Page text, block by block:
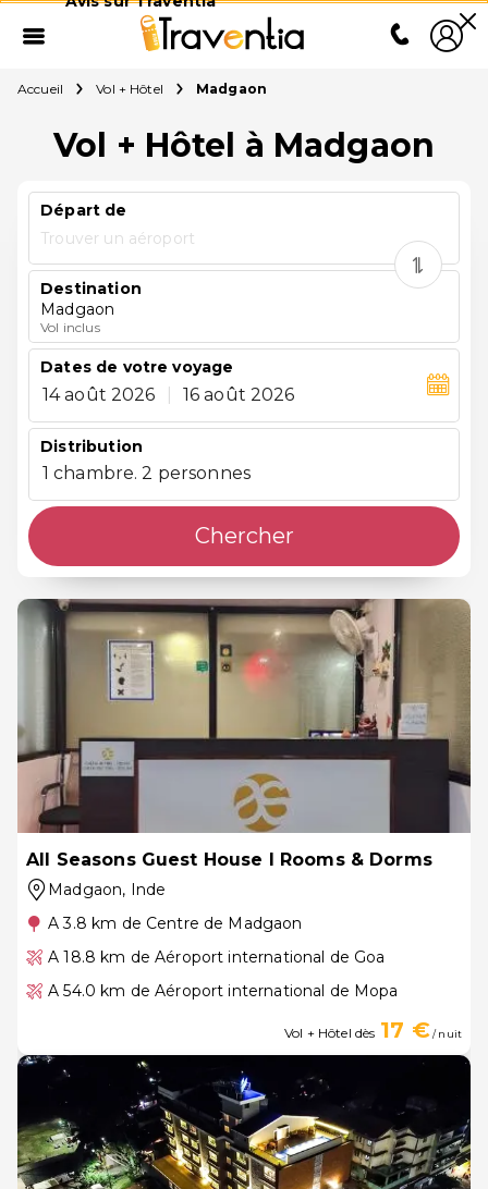
Accueil Vol + Hôtel Madgaon
Vol + Hôtel à Madgaon
Départ de
Trouver un aéroport
Destination
Madgaon
Vol inclus
Dates de votre voyage
14 août 2026 16 août 2026
Distribution
1 chambre. 2 personnes
Chercher
All Seasons Guest House I Rooms & Dorms
Madgaon, Inde
A 3.8 km de Centre de Madgaon
A 18.8 km de Aéroport international de Goa
A 54.0 km de Aéroport international de Mopa
Vol + Hôtel dès 17 €/ nuit